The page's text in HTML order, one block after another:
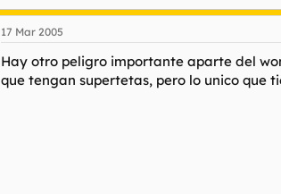
17 Mar 2005
Hay otro peligro importante aparte del
que tengan supertetas, pero lo unico que